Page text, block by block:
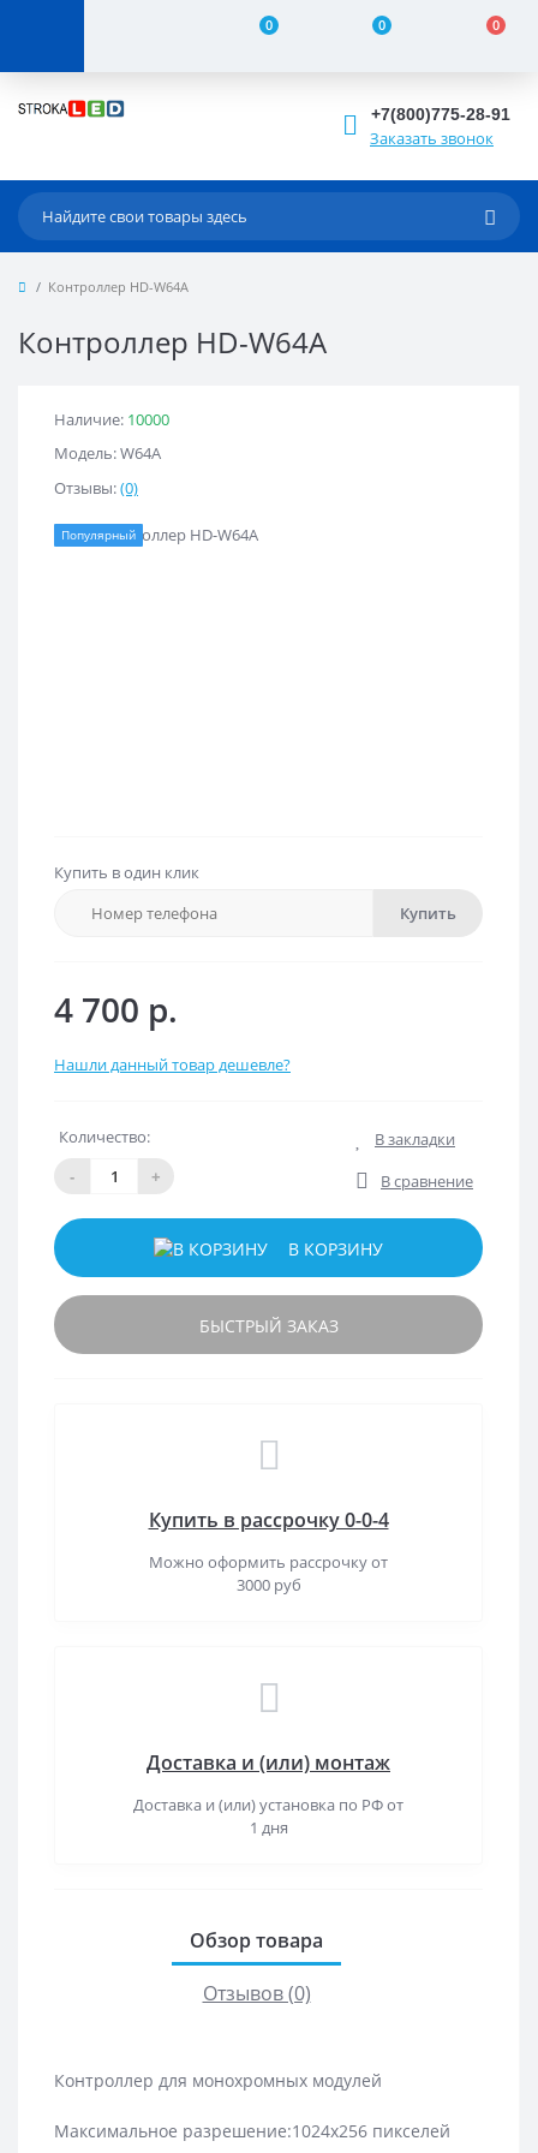
0 0 0
+7(800)775-28-91
Заказать звонок
Контроллер HD-W64A
Контроллер HD-W64A
Наличие: 10000
Модель: W64A
Отзывы:(0)
Популярный
Купить в один клик
Купить
4 700 р.
Нашли данный товар дешевле?
Количество:
- +
В закладки
В сравнение
В КОРЗИНУ
БЫСТРЫЙ ЗАКАЗ
Купить в рассрочку 0-0-4
Можно оформить рассрочку от
3000 руб
Доставка и (или) монтаж
Доставка и (или) установка по РФ от
1 дня
Обзор товара
Отзывов (0)
Контроллер для монохромных модулей
Максимальное разрешение:1024х256 пикселей